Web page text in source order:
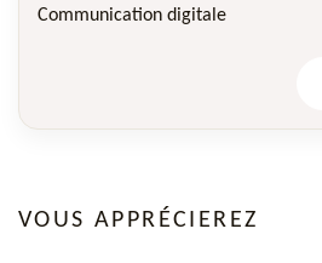
Communication digitale
VOUS APPRÉCIEREZ